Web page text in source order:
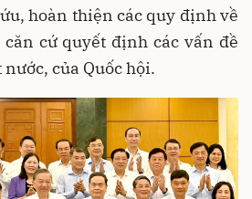
hoàn thiện các quy định về
cứ quyết định các vấn đề
của Quốc hội.